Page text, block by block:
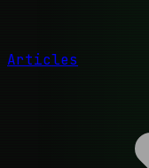
Articles